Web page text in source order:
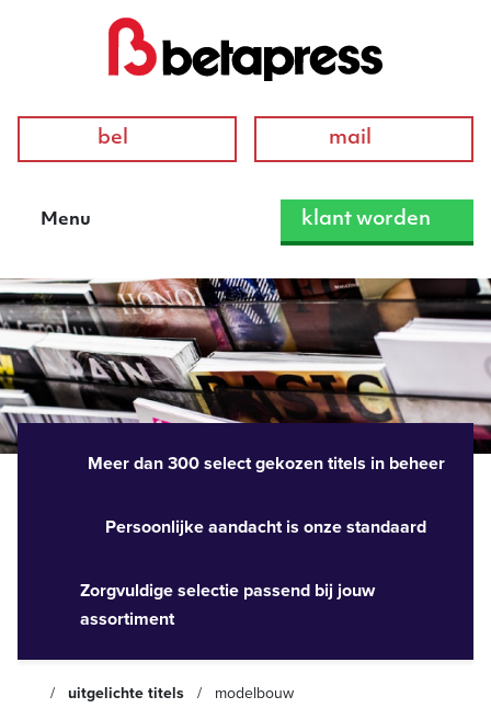
bel mail
Menu klant worden
Meer dan 300 select gekozen titels in beheer
Persoonlijke aandacht is onze standaard
Zorgvuldige selectie passend bij jouw
assortiment
uitgelichte titels modelbouw